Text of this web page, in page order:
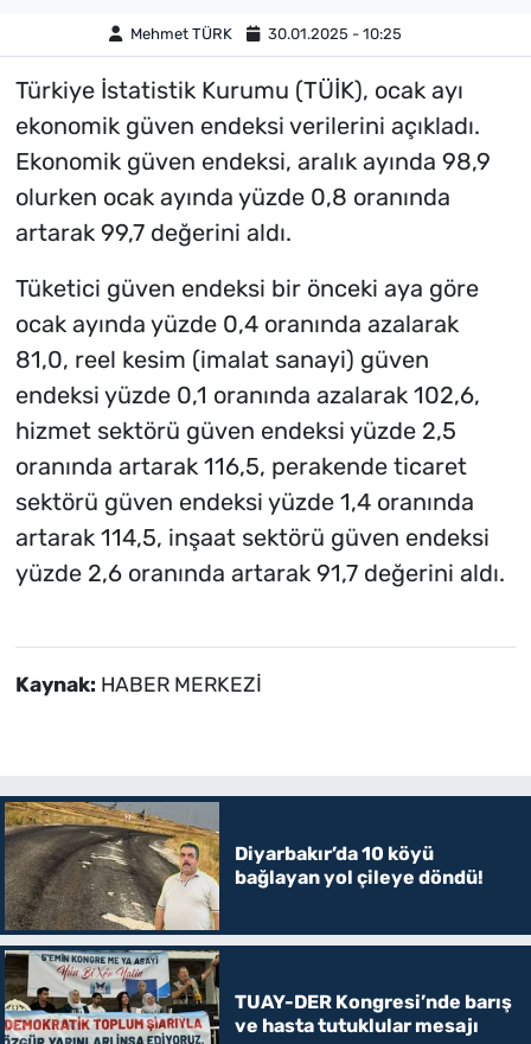
Mehmet TÜRK 30.01.2025 - 10:25
Türkiye İstatistik Kurumu (TÜİK), ocak ayı
ekonomik güven endeksi verilerini açıkladı.
Ekonomik güven endeksi, aralık ayında 98,9
olurken ocak ayında yüzde 0,8 oranında
artarak 99,7 değerini aldı.
Tüketici güven endeksi bir önceki aya göre
ocak ayında yüzde 0,4 oranında azalarak
81,0, reel kesim (imalat sanayi) güven
endeksi yüzde 0,1 oranında azalarak 102,6,
hizmet sektörü güven endeksi yüzde 2,5
oranında artarak 116,5, perakende ticaret
sektörü güven endeksi yüzde 1,4 oranında
artarak 114,5, inşaat sektörü güven endeksi
yüzde 2,6 oranında artarak 91,7 değerini aldı.
Kaynak: HABER MERKEZİ
Diyarbakır’da 10 köyü
bağlayan yol çileye döndü!
TUAY-DER Kongresi’nde barış
ve hasta tutuklular mesajı